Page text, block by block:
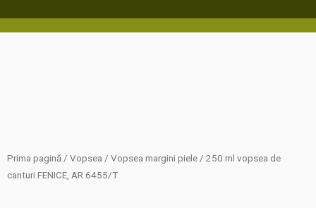
Prima pagină / Vopsea / Vopsea margini piele / 250 ml vopsea de
canturi FENICE, AR 6455/T